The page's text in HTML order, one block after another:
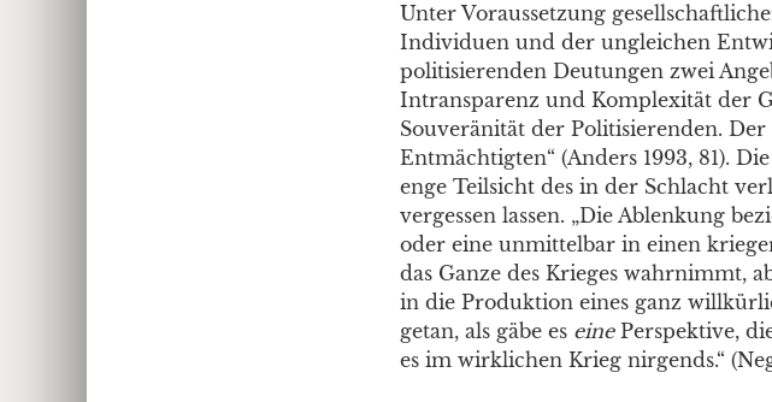
Unter Voraussetzung
Individuen und der ungleichen
politisierenden Deutungen zwei
Intransparenz und Komplexität der
Souveränität der Politisierenden.
Entmächtigten“ (Anders 1993, 81).
enge Teilsicht des in der Schlacht
vergessen lassen. „Die Ablenkung
oder eine unmittelbar in einen
das Ganze des Krieges wahrnimmt,
in die Produktion eines ganz
getan, als gäbe es eine Perspektive,
es im wirklichen Krieg nirgends.“